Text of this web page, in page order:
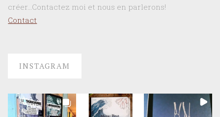
créer…Contactez moi et nous en parlerons!
Contact
INSTAGRAM